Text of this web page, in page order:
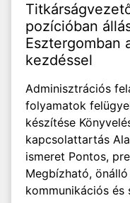
pozícióban
Esztergomban
kezdéssel
Adminisztrációs
folyamatok
készítése
kapcsolattartás
ismeret Pontos,
Megbízható,
kommunikációs és